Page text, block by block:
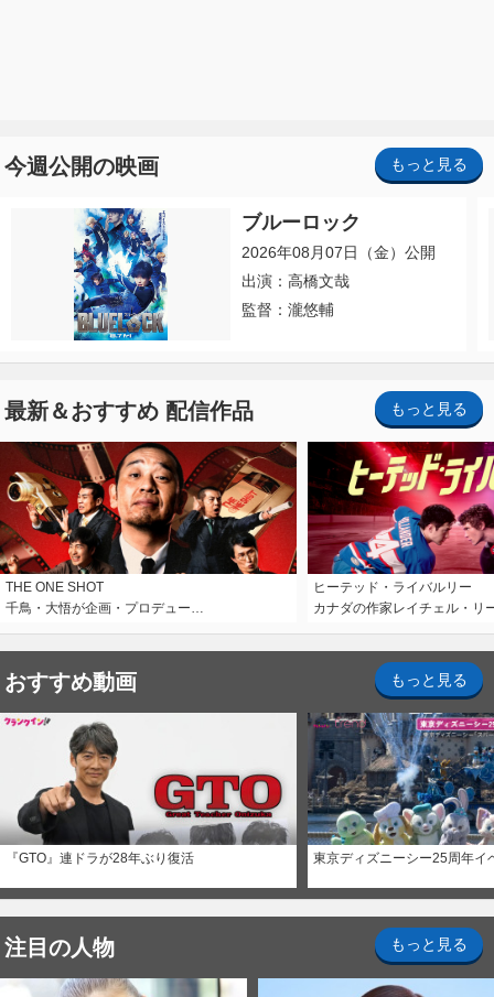
今週公開の映画 もっと見る
ブルーロック
2026年08月07日（金）公開
出演：高橋文哉
監督：瀧悠輔
最新＆おすすめ 配信作品 もっと見る
THE ONE SHOT
千鳥・大悟が企画・プロデュー…
ヒーテッド・ライバルリー
カナダの作家レイチェル・リ
おすすめ動画 もっと見る
『GTO』連ドラが28年ぶり復活 東京ディズニーシー25周年イ
注目の人物 もっと見る